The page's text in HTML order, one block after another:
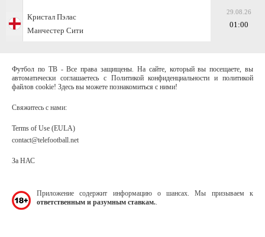
Кристал Пэлас
Манчестер Сити
29.08.26
01:00
Футбол по ТВ - Все права защищены. На сайте, который вы посещаете, вы
автоматически соглашаетесь с Политикой конфиденциальности и политикой
файлов cookie! Здесь вы можете познакомиться с ними!
Свяжитесь с нами:
Terms of Use (EULA)
contact@telefootball.net
За НАС
Приложение содержит информацию о шансах. Мы призываем к
ответственным и разумным ставкам.